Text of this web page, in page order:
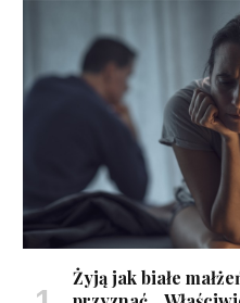
Żyją jak białe